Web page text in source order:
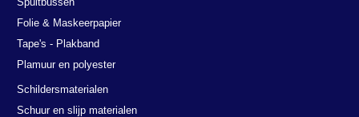
Folie & Maskeerpapier
Tape's - Plakband
Plamuur en polyester
Schildersmaterialen
Schuur en slijp materialen